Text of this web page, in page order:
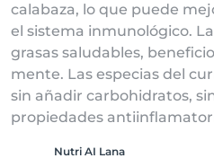
calabaza, lo que puede
el sistema inmunológico.
grasas saludables,
mente. Las especias del
sin añadir carbohidratos,
propiedades
Nutri AI Lana